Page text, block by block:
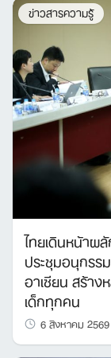
ข่าวสารความรู้
ไทยเดินหน้าผ
ประชุมอนุกร
อาเซียน สร้า
เด็กทุกคน
6 สิงหาคม 2569